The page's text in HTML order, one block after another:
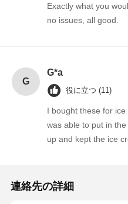
Exactly what you
no issues, all good.
G
G*a
役に立つ (11)
I bought these for
was able to put in
up and kept the ice
連絡先の詳細